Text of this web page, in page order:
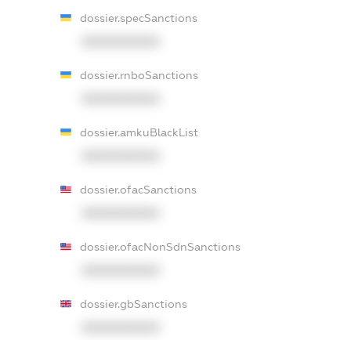
dossier.specSanctions
dossier.rnboSanctions
dossier.amkuBlackList
dossier.ofacSanctions
dossier.ofacNonSdnSanctions
dossier.gbSanctions